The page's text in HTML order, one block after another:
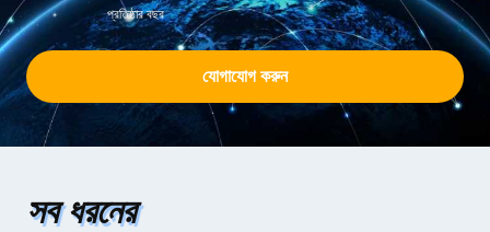
প্রতিষ্ঠার বছর
যোগাযোগ করুন
সব ধরনের